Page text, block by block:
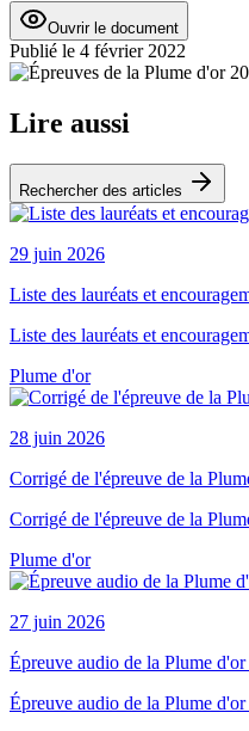
Ouvrir le document
Publié le 4 février 2022
Lire aussi
Rechercher des articles
29 juin 2026
Liste des lauréats et
Liste des lauréats et
Plume d'or
28 juin 2026
Corrigé de l'épreuve de la
Corrigé de l'épreuve de la
Plume d'or
27 juin 2026
Épreuve audio de la Plume
Épreuve audio de la Plume